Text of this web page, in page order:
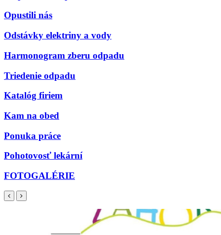
Opustili nás
Odstávky elektriny a vody
Harmonogram zberu odpadu
Triedenie odpadu
Katalóg firiem
Kam na obed
Ponuka práce
Pohotovosť lekární
FOTOGALÉRIE